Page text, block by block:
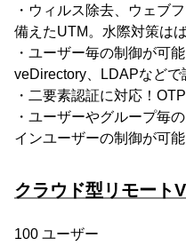
・ウィルス除去、ウェブ
備えたUTM。水際対策は
・ユーザー毎の制御が可
veDirectory、LDAPなどで
・二要素認証に対応！
・ユーザーやグループ毎
インユーザーの制御が可能
クラウド型リモート
100 ユーザー